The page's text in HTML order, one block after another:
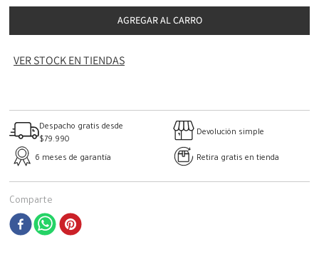
AGREGAR AL CARRO
VER STOCK EN TIENDAS
Despacho gratis desde
$79.990
Devolución simple
6 meses de garantía Retira gratis en tienda
Comparte